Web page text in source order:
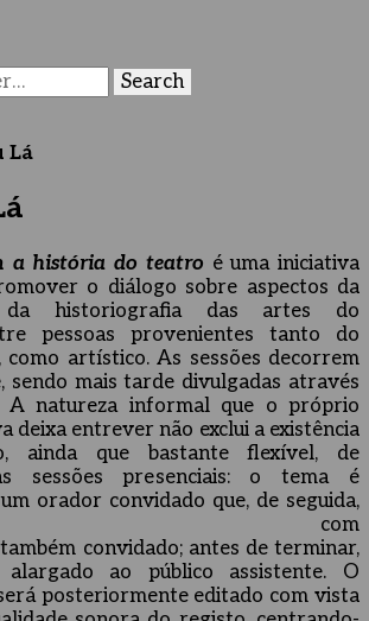
Lá
a história do teatro é uma iniciativa
o diálogo sobre aspectos da
historiografia das artes do
pessoas provenientes tanto do
como artístico. As sessões decorrem
sendo mais tarde divulgadas através
A natureza informal que o próprio
deixa entrever não exclui a existência
ainda que bastante flexível, de
sessões presenciais: o tema é
orador convidado que, de seguida,
com
convidado; antes de terminar,
ao público assistente. O
posteriormente editado com vista